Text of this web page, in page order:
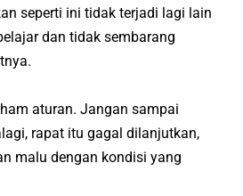
seperti ini tidak terjadi lagi lain
dan tidak sembarang
aturan. Jangan sampai
rapat itu gagal dilanjutkan,
malu dengan kondisi yang